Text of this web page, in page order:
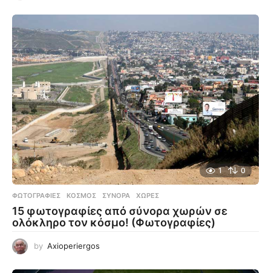
1 0
ΦΩΤΟΓΡΑΦΊΕΣ ΚΌΣΜΟΣ ,ΣΎΝΟΡΑ ,ΧΏΡΕΣ
15 φωτογραφίες από σύνορα χωρών σε
ολόκληρο τον κόσμο! (Φωτογραφίες)
by Axioperiergos